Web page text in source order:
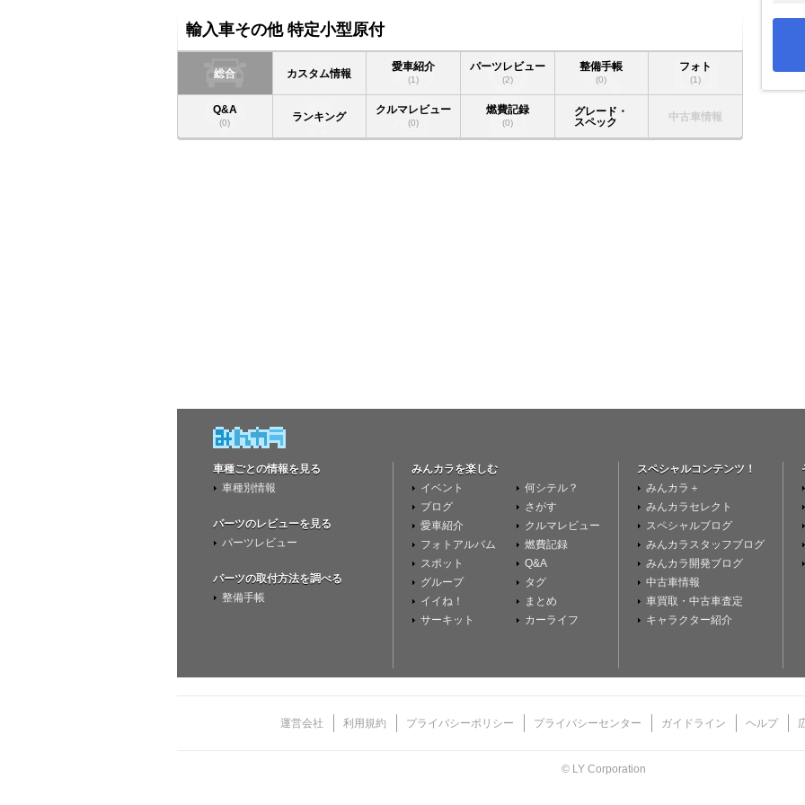
輸入車その他 特定小型原付
総合 カスタム情報
愛車紹介
(1)
パーツレビュー
(2)
整備手帳
(0)
フォト
(1)
Q&A
(0) ランキング
クルマレビュー
(0)
燃費記録
(0)
グレード・
スペック
中古車情報
車種ごとの情報を見る
車種別情報
パーツのレビューを見る
パーツレビュー
パーツの取付方法を調べる
整備手帳
みんカラを楽しむ
イベント
ブログ
愛車紹介
フォトアルバム
スポット
グループ
イイね！
サーキット
何シテル？
さがす
クルマレビュー
燃費記録
Q&A
タグ
まとめ
カーライフ
スペシャルコンテンツ！
みんカラ＋
みんカラセレクト
スペシャルブログ
みんカラスタッフブログ
みんカラ開発ブログ
中古車情報
車買取・中古車査定
キャラクター紹介
運営会社 利用規約 プライバシーポリシー プライバシーセンター ガイドライン ヘルプ
© LY Corporation